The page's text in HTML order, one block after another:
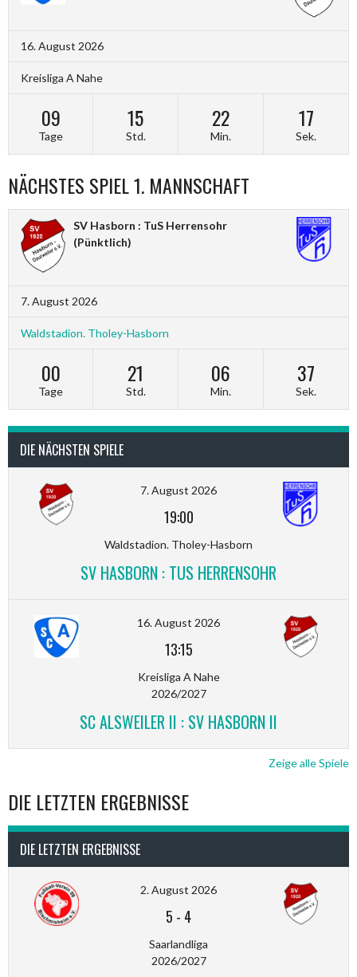
16. August 2026
Kreisliga A Nahe
09
Tage
15
Std.
22
Min.
16
Sek.
NÄCHSTES SPIEL 1. MANNSCHAFT
SV Hasborn : TuS Herrensohr
(Pünktlich)
7. August 2026
Waldstadion. Tholey-Hasborn
00
Tage
21
Std.
06
Min.
36
Sek.
DIE NÄCHSTEN SPIELE
7. August 2026
19:00
Waldstadion. Tholey-Hasborn
SV HASBORN : TUS HERRENSOHR
16. August 2026
13:15
Kreisliga A Nahe
2026/2027
SC ALSWEILER II : SV HASBORN II
Zeige alle Spiele
DIE LETZTEN ERGEBNISSE
DIE LETZTEN ERGEBNISSE
2. August 2026
5 - 4
Saarlandliga
2026/2027